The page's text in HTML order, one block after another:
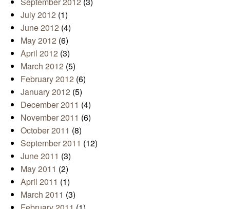
July 2012 (1)
June 2012 (4)
May 2012 (6)
April 2012 (3)
March 2012 (5)
February 2012 (6)
January 2012 (5)
December 2011 (4)
November 2011 (6)
October 2011 (8)
September 2011 (12)
June 2011 (3)
May 2011 (2)
April 2011 (1)
March 2011 (3)